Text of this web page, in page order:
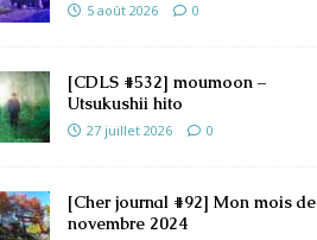
5 août 2026 0
[CDLS #532] moumoon –
Utsukushii hito
27 juillet 2026 0
[Cher journal #92] Mon mois de
novembre 2024